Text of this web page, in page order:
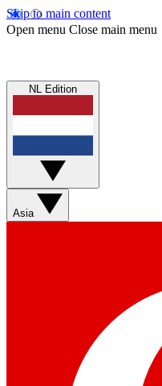
Skip to main content
Open menu Close main menu
NL Edition
Asia